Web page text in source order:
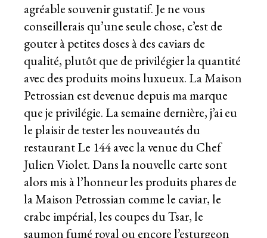
agréable souvenir gustatif. Je ne vous
conseillerais qu’une seule chose, c’est de
gouter à petites doses à des caviars de
qualité, plutôt que de privilégier la quantité
avec des produits moins luxueux. La Maison
Petrossian est devenue depuis ma marque
que je privilégie. La semaine dernière, j’ai eu
le plaisir de tester les nouveautés du
restaurant Le 144 avec la venue du Chef
Julien Violet. Dans la nouvelle carte sont
alors mis à l’honneur les produits phares de
la Maison Petrossian comme le caviar, le
crabe impérial, les coupes du Tsar, le
saumon fumé royal ou encore l’esturgeon